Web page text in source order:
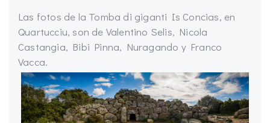
Las fotos de la Tomba di giganti Is Concias, en
Quartucciu, son de Valentino Selis, Nicola
Castangia, Bibi Pinna, Nuragando y Franco
Vacca.